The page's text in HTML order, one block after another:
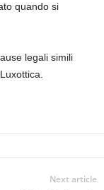
quando si
legali simili
Next article